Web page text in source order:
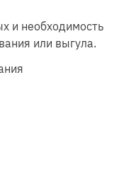
и необходимость
или выгула.